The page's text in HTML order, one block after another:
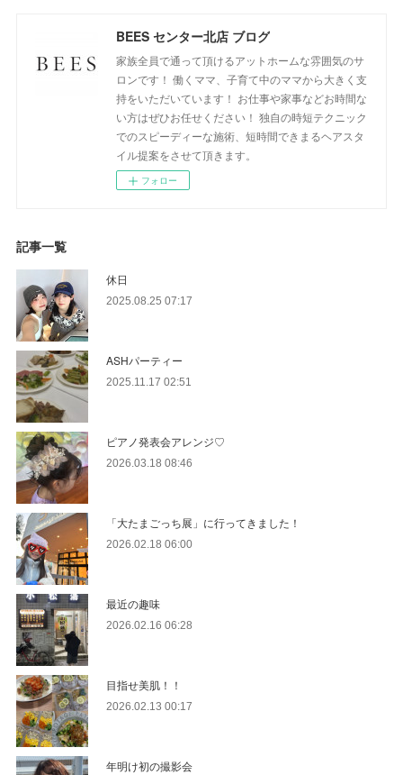
BEES センター北店 ブログ
家族全員で通って頂けるアットホームな雰囲気のサ
ロンです！ 働くママ、子育て中のママから大きく支
持をいただいています！ お仕事や家事などお時間な
い方はぜひお任せください！ 独自の時短テクニック
でのスピーディーな施術、短時間できまるヘアスタ
イル提案をさせて頂きます。
フォロー
記事一覧
休日
2025.08.25 07:17
ASHパーティー
2025.11.17 02:51
ピアノ発表会アレンジ♡
2026.03.18 08:46
「大たまごっち展」に行ってきました！
2026.02.18 06:00
最近の趣味
2026.02.16 06:28
目指せ美肌！！
2026.02.13 00:17
年明け初の撮影会